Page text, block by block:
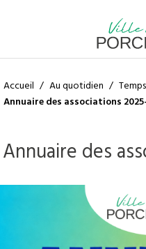
Accueil / Au quotidien /
Annuaire des associations
Annuaire des